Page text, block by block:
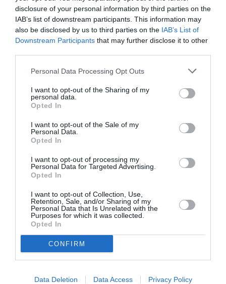
disclosure of your personal information by third parties on the
IAB’s list of downstream participants. This information may
also be disclosed by us to third parties on the IAB’s List of
Downstream Participants that may further disclose it to other
Personal Data Processing Opt Outs
I want to opt-out of the Sharing of my
personal data.
Opted In
I want to opt-out of the Sale of my
Personal Data.
Opted In
I want to opt-out of processing my
Personal Data for Targeted Advertising.
Opted In
I want to opt-out of Collection, Use,
Retention, Sale, and/or Sharing of my
Personal Data that Is Unrelated with the
Purposes for which it was collected.
Opted In
CONFIRM
Data Deletion Data Access Privacy Policy
ANCHE:
Tratta e grave sfruttamento, 36 milioni per
rafforzare assistenza e integrazione delle
vittime